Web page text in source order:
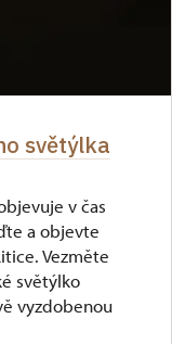
světýlka
v čas
a objevte
Vezměte
světýlko
vyzdobenou